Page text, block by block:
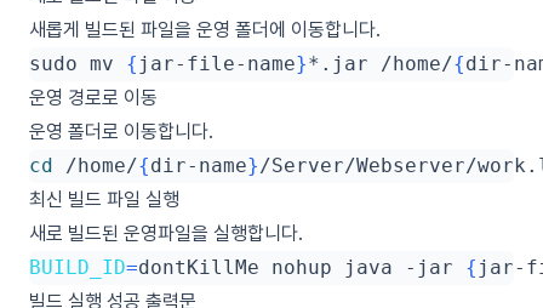
새롭게 빌드된 파일을 운영 폴더에 이동합니다.
sudo mv { jar-file-name}*.jar /home/{dir-
운영 경로로 이동
운영 폴더로 이동합니다.
cd /home/{dir-name} /Server/Webserver/
최신 빌드 파일 실행
새로 빌드된 운영파일을 실행합니다.
BUILD_ID=dontKillMe nohup java -jar { jar-
빌드 실행 성공 출력문